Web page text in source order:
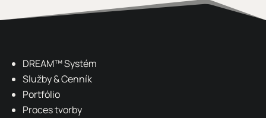
DREAM™ Systém
Služby & Cenník
Portfólio
Proces tvorby